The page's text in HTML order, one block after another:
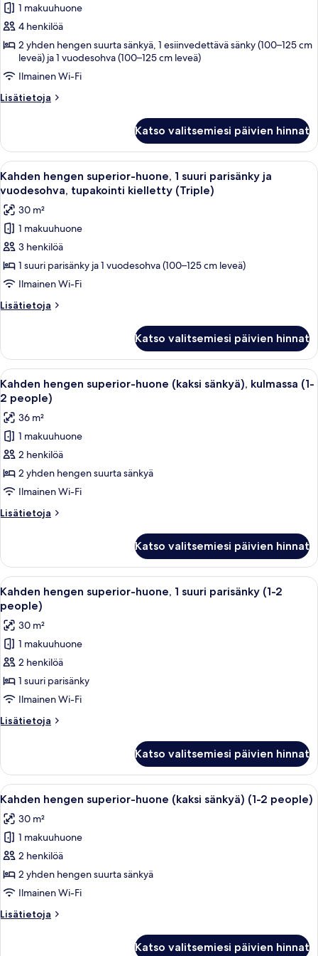
(Triple)
hengen
superior-
huone
(kaksi
sänkyä),
tupakointi
kuvat
1 makuuhuone
4 henkilöä
2 yhden hengen suurta sänkyä, 1 esiinvedettävä sänky (100–125 cm
leveä) ja 1 vuodesohva (100–125 cm leveä)
Ilmainen Wi-Fi
Lisätietoja
Lisätietoja
superior-
huone
(kaksi
sänkyä),
kielletty
(Quad)
Katso valitsemiesi päivien hinnat
Avaa
kaikki
huonetyypin
Kahden
hengen
superior-
huone,
1
suuri
parisänky
vuodesohva,
tupakointi
kielletty
(Triple)
kuvat
Moderni hotellihuone, jossa on
9
Kahden hengen superior-huone, 1 suuri parisänky ja
vuodesohva, tupakointi kielletty (Triple)
30 m²
1 makuuhuone
3 henkilöä
1 suuri parisänky ja 1 vuodesohva (100–125 cm leveä)
Ilmainen Wi-Fi
Lisätietoja
Lisätietoja
superior-
huone,
1
suuri
parisänky
ja
vuodesohva,
tupakointi
kielletty
(Triple)
Katso valitsemiesi päivien hinnat
Avaa
kaikki
huonetyypin
Kahden
hengen
superior-
huone
(kaksi
sänkyä),
kulmassa
2
people)
kuvat
Moderni hotellihuone, jossa on suuri
11
Kahden hengen superior-huone (kaksi sänkyä), kulmassa (1-
2 people)
36 m²
1 makuuhuone
2 henkilöä
2 yhden hengen suurta sänkyä
Ilmainen Wi-Fi
Lisätietoja
Lisätietoja
superior-
huone
(kaksi
sänkyä),
kulmassa
(1-
2
people)
Katso valitsemiesi päivien hinnat
Avaa
kaikki
huonetyypin
Kahden
hengen
superior-
huone,
1
suuri
parisänky
2
people)
kuvat
Moderni hotellihuone, jossa on
10
Kahden hengen superior-huone, 1 suuri parisänky (1-2
people)
30 m²
1 makuuhuone
2 henkilöä
1 suuri parisänky
Ilmainen Wi-Fi
Lisätietoja
Lisätietoja
superior-
huone,
1
parisänky
(1-
people)
Katso valitsemiesi päivien hinnat
Avaa
kaikki
huonetyypin
Kahden
hengen
superior-
huone
sänkyä)
Hotellihuone, jossa on kaksi sänkyä,
10
Kahden hengen superior-huone (kaksi sänkyä) (1-2 people)
30 m²
1 makuuhuone
2 henkilöä
2 yhden hengen suurta sänkyä
Ilmainen Wi-Fi
Lisätietoja
Lisätietoja
Katso valitsemiesi päivien hinnat